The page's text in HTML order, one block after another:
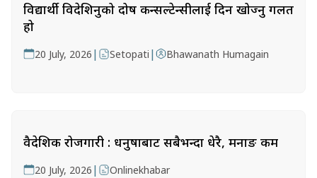
विद्यार्थी विदेशिनुको दोष कन्सल्टेन्सीलाई दिन खोज्नु गलत
हो
20 July, 2026 | Setopati | Bhawanath Humagain
वैदेशिक रोजगारी : धनुषाबाट सबैभन्दा धेरै, मनाङ कम
20 July, 2026 | Onlinekhabar